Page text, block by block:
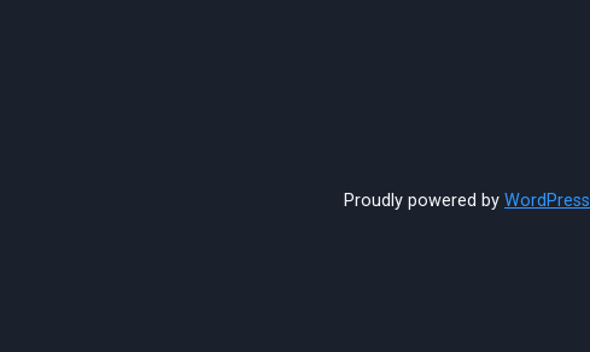
Proudly powered by WordPress